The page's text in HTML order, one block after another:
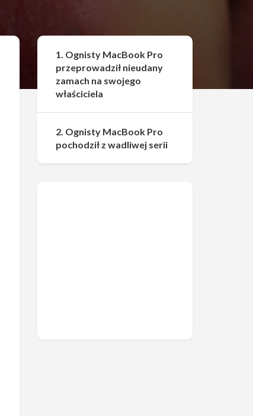
1. Ognisty MacBook Pro
przeprowadził nieudany
zamach na swojego
właściciela
2. Ognisty MacBook Pro
pochodził z wadliwej serii